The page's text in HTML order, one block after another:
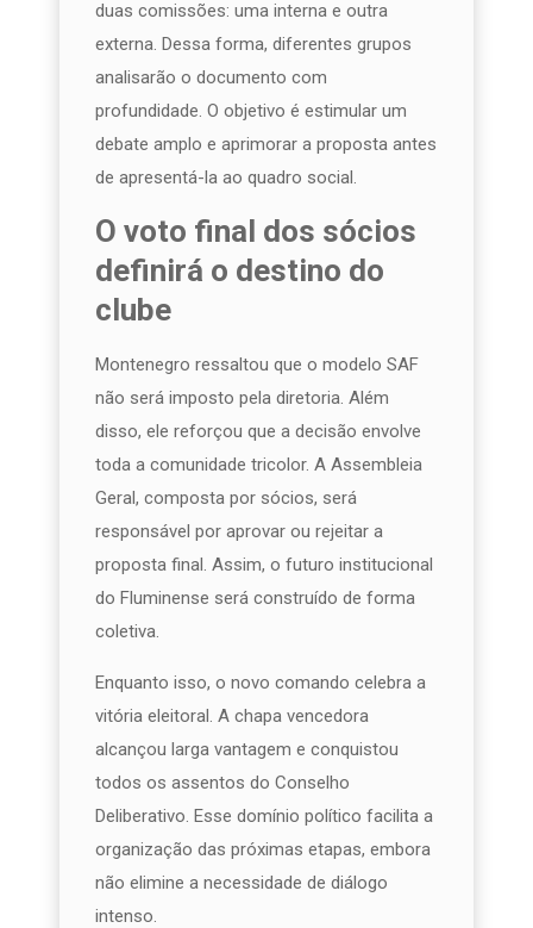
duas comissões: uma interna e outra
externa. Dessa forma, diferentes grupos
analisarão o documento com
profundidade. O objetivo é estimular um
debate amplo e aprimorar a proposta antes
de apresentá-la ao quadro social.
O voto final dos sócios
definirá o destino do
clube
Montenegro ressaltou que o modelo SAF
não será imposto pela diretoria. Além
disso, ele reforçou que a decisão envolve
toda a comunidade tricolor. A Assembleia
Geral, composta por sócios, será
responsável por aprovar ou rejeitar a
proposta final. Assim, o futuro institucional
do Fluminense será construído de forma
coletiva.
Enquanto isso, o novo comando celebra a
vitória eleitoral. A chapa vencedora
alcançou larga vantagem e conquistou
todos os assentos do Conselho
Deliberativo. Esse domínio político facilita a
organização das próximas etapas, embora
não elimine a necessidade de diálogo
intenso.